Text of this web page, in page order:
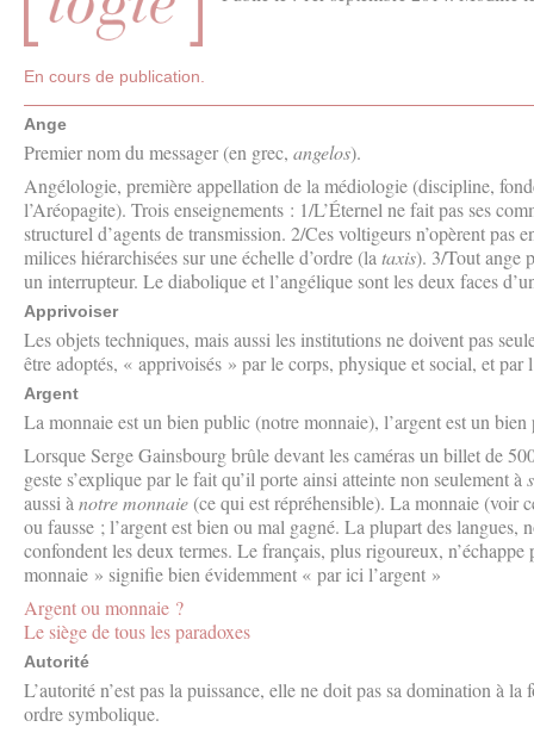
En cours de publication.
Ange
Premier nom du messager (en grec, angelos).
Angélologie, première appellation de la médiologie (discipline,
l’Aréopagite). Trois enseignements : 1/L’Éternel ne fait pas ses
structurel d’agents de transmission. 2/Ces voltigeurs n’opèrent pas
milices hiérarchisées sur une échelle d’ordre (la taxis). 3/Tout ange
un interrupteur. Le diabolique et l’angélique sont les deux faces
Apprivoiser
Les objets techniques, mais aussi les institutions ne doivent pas
être adoptés, « apprivoisés » par le corps, physique et social, et par
Argent
La monnaie est un bien public (notre monnaie), l’argent est un
Lorsque Serge Gainsbourg brûle devant les caméras un billet de
geste s’explique par le fait qu’il porte ainsi atteinte non seulement à
aussi à notre monnaie (ce qui est répréhensible). La monnaie (voir
ou fausse ; l’argent est bien ou mal gagné. La plupart des langues,
confondent les deux termes. Le français, plus rigoureux,
monnaie » signifie bien évidemment « par ici l’argent »
Argent ou monnaie ?
Le siège de tous les paradoxes
Autorité
L’autorité n’est pas la puissance, elle ne doit pas sa domination à
ordre symbolique.